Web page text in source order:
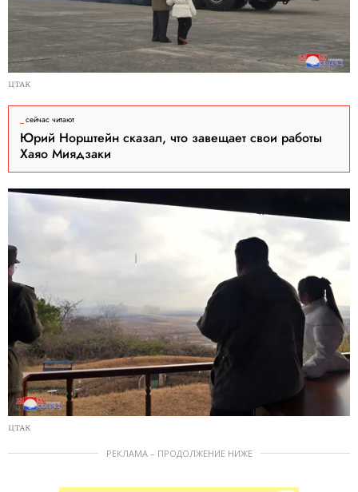
ЦТАК
сейчас читают
Юрий Норштейн сказал, что завещает свои работы
Хаяо Миядзаки
ЦТАК
РЕКЛАМА – ПРОДОЛЖЕНИЕ НИЖЕ